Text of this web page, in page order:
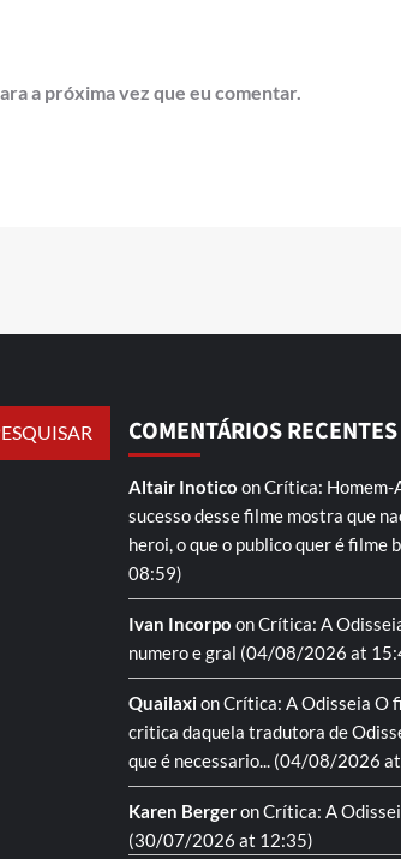
a próxima vez que eu comentar.
COMENTÁRIOS RECENTES
Altair Inotico onCrítica: Homem-
sucesso desse filme mostra que
heroi, o que o publico quer é filme
08:59)
Ivan Incorpo onCrítica: A
numero e gral (04/08/2026 at
QuailaxionCrítica: A Odisseia O
critica daquela tradutora de
que é necessario... (04/08/2026
Karen BergeronCrítica: A
(30/07/2026 at 12:35)